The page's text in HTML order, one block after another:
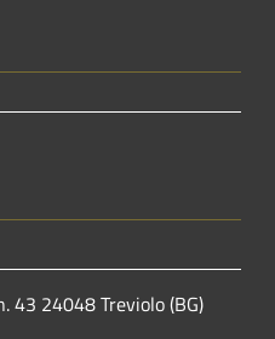
43 24048 Treviolo (BG)